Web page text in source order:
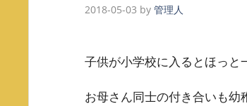
2018-05-03 by 管理人
子供が小学校に入るとほっと
お母さん同士の付き合いも幼